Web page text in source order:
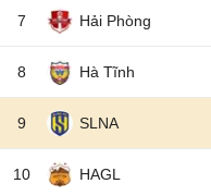
7 Hải Phòng
8 Hà Tĩnh
9 SLNA
10 HAGL